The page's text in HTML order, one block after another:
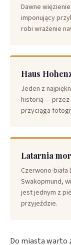
Dawne
imponujący
robi wrażenie
Haus
Jeden z
historią — przez
przyciąga
Latarnia
Czerwono-
Swakopmund,
jest jednym z
przyjeździe.
Do miasta